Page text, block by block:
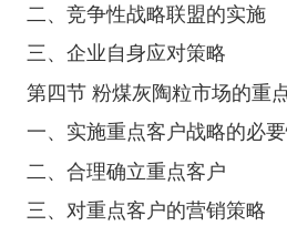
二、竞争性战略联盟的实施
三、企业自身应对策略
第四节 粉煤灰陶粒市场的重
一、实施重点客户战略的必
二、合理确立重点客户
三、对重点客户的营销策略